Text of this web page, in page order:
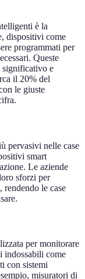
è la
dispositivi come
programmati per
Queste
significativo e
il 20% del
le giuste
pervasivi nelle case
smart
Le aziende
sforzi per
le case
per monitorare
indossabili come
con sistemi
misuratori di